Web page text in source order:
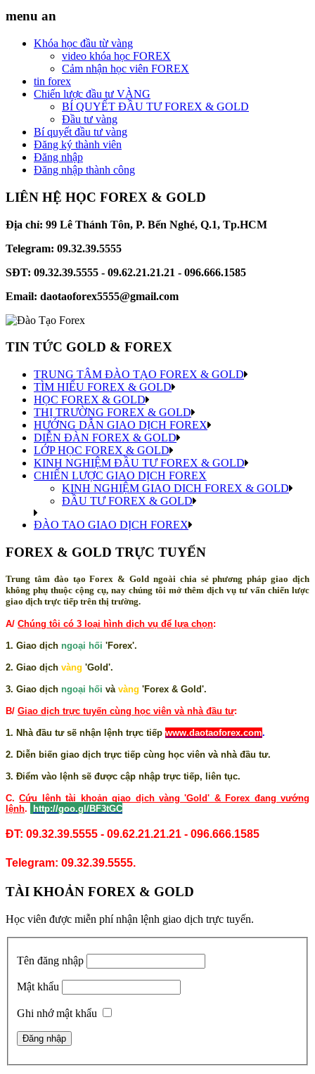
menu an
Khóa học đầu từ vàng
video khóa học FOREX
Cảm nhận học viên FOREX
tin forex
Chiến lược đầu tư VÀNG
BÍ QUYẾT ĐẦU TƯ FOREX & GOLD
Đầu tư vàng
Bí quyết đầu tư vàng
Đăng ký thành viên
Đăng nhập
Đăng nhập thành công
LIÊN HỆ HỌC FOREX & GOLD
Địa chỉ: 99 Lê Thánh Tôn, P. Bến Nghé, Q.1, Tp.HCM
Telegram: 09.32.39.5555
SĐT: 09.32.39.5555 - 09.62.21.21.21 - 096.666.1585
Email: daotaoforex5555@gmail.com
TIN TỨC GOLD & FOREX
TRUNG TÂM ĐÀO TẠO FOREX & GOLD
TÌM HIỂU FOREX & GOLD
HỌC FOREX & GOLD
THỊ TRƯỜNG FOREX & GOLD
HƯỚNG DẪN GIAO DỊCH FOREX
DIỄN ĐÀN FOREX & GOLD
LỚP HỌC FOREX & GOLD
KINH NGHIỆM ĐẦU TƯ FOREX & GOLD
CHIẾN LƯỢC GIAO DỊCH FOREX
KINH NGHIỆM GIAO DICH FOREX & GOLD
ĐẦU TƯ FOREX & GOLD
ĐÀO TAO GIAO DỊCH FOREX
FOREX & GOLD TRỰC TUYẾN
Trung tâm đào tạo Forex & Gold ngoài chia sẻ phương pháp giao dịch
không phụ thuộc cộng cụ, nay chúng tôi mở thêm dịch vụ tư vấn chiến lược
giao dịch trực tiếp trên thị trường.
A/ Chúng tôi có 3 loại hình dịch vụ để lựa chọn:
1. Giao dịch ngoại hối 'Forex'.
2. Giao dịch vàng 'Gold'.
3. Giao dịch ngoại hối và vàng 'Forex & Gold'.
B/ Giao dịch trực tuyến cùng học viên và nhà đầu tư:
1. Nhà đầu tư sẽ nhận lệnh trực tiếp www.daotaoforex.com.
2. Diễn biến giao dịch trực tiếp cùng học viên và nhà đầu tư.
3. Điểm vào lệnh sẽ được cập nhập trực tiếp, liên tục.
C.Cứu lệnh tài khoản giao dịch vàng 'Gold' & Forex đang vướng
lệnh. http://goo.gl/BF3tGC
ĐT: 09.32.39.5555 - 09.62.21.21.21 - 096.666.1585
Telegram: 09.32.39.5555.
TÀI KHOẢN FOREX & GOLD
Học viên được miễn phí nhận lệnh giao dịch trực tuyến.
Tên đăng nhập
Mật khẩu
Ghi nhớ mật khẩu